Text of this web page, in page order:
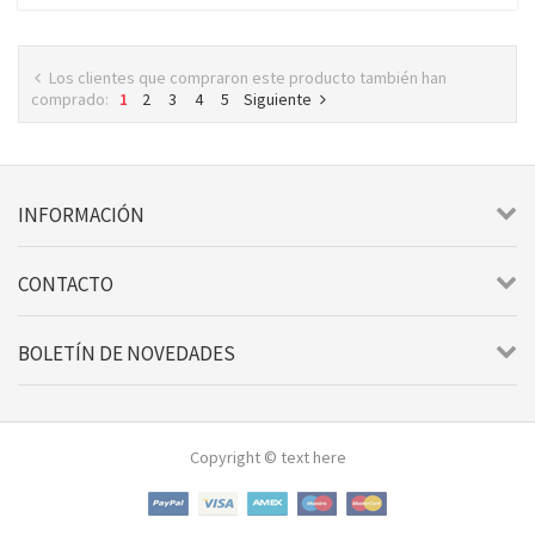
Los clientes que compraron este producto también han
comprado:
1 2 3 4 5 Siguiente
INFORMACIÓN
CONTACTO
BOLETÍN DE NOVEDADES
Copyright © text here